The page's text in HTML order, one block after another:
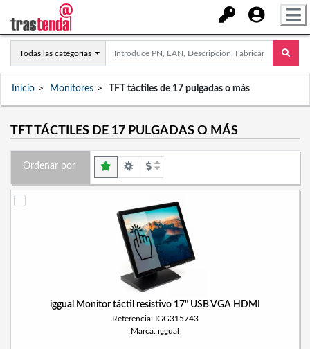
Todas las categorías
Inicio Monitores TFT táctiles de 17 pulgadas o más
TFT TÁCTILES DE 17 PULGADAS O MÁS
Ordenar por
iggual Monitor táctil resistivo 17" USB VGA HDMI
Referencia: IGG315743
Marca: iggual